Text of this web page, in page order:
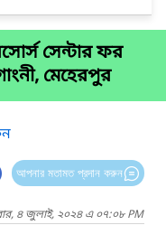
সেন্টার ফর
মেহেরপুর
আপনার মতামত প্রদান করুন
৪ জুলাই, ২০২৪ এ ০৭:০৮ PM